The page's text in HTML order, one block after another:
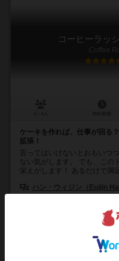
コーヒーラッ
Coffee
ケーキを作れば、仕事が回る
拡張！
言ってはいけないとおもいつ
ない気がします。 でも、この
栄えがします！ あるだけで満
ハン・ウィジン（Euijin
ジェム・クラブ・キフト
273
経験あり